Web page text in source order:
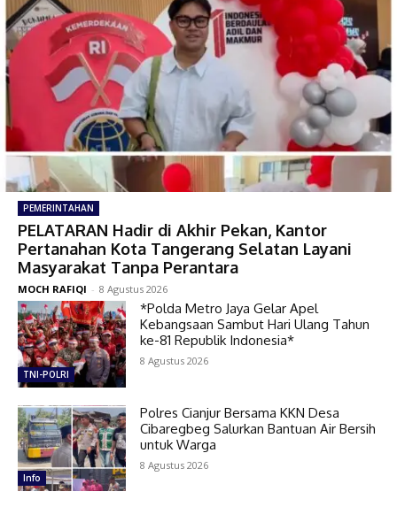
PEMERINTAHAN
PELATARAN Hadir di Akhir Pekan, Kantor
Pertanahan Kota Tangerang Selatan Layani
Masyarakat Tanpa Perantara
MOCH RAFIQI - 8 Agustus 2026
TNI-POLRI
*Polda Metro Jaya Gelar Apel
Kebangsaan Sambut Hari Ulang Tahun
ke-81 Republik Indonesia*
8 Agustus 2026
Info
Polres Cianjur Bersama KKN Desa
Cibaregbeg Salurkan Bantuan Air Bersih
untuk Warga
8 Agustus 2026